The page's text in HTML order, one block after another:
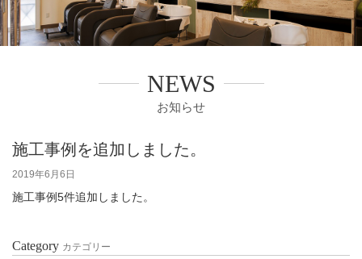
NEWS
お知らせ
施工事例を追加しました。
2019年6月6日
施工事例5件追加しました。
Category カテゴリー